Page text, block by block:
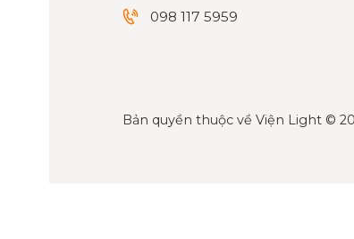
098 117 5959
Bản quyền thuộc về Viện Light©